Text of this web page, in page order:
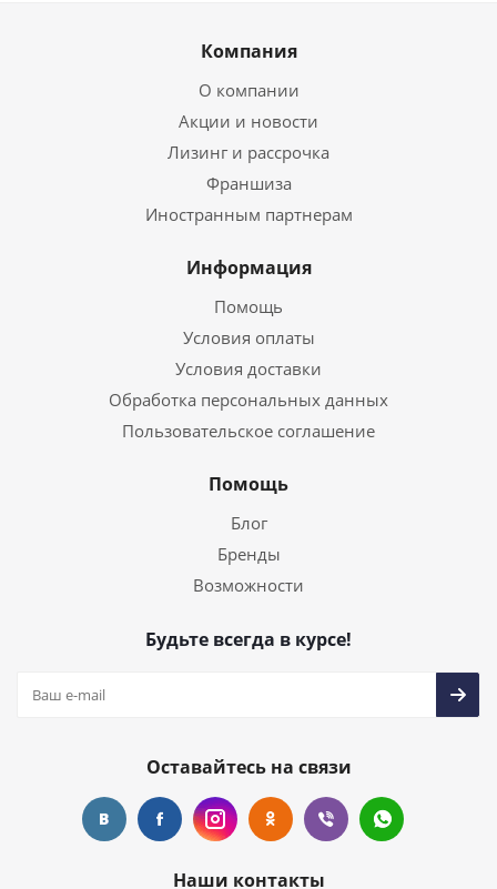
Компания
О компании
Акции и новости
Лизинг и рассрочка
Франшиза
Иностранным партнерам
Информация
Помощь
Условия оплаты
Условия доставки
Обработка персональных данных
Пользовательское соглашение
Помощь
Блог
Бренды
Возможности
Будьте всегда в курсе!
Оставайтесь на связи
Наши контакты